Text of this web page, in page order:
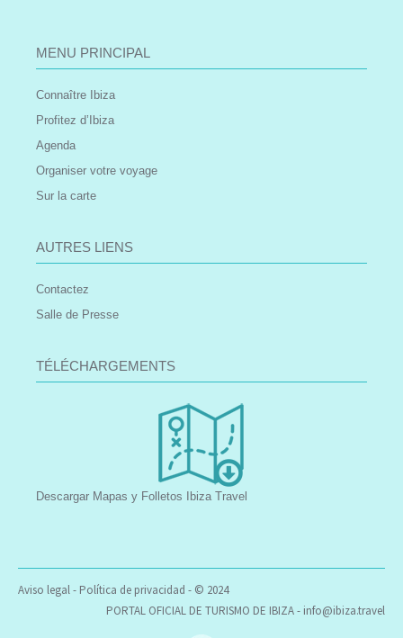
MENU PRINCIPAL
Connaître Ibiza
Profitez d’Ibiza
Agenda
Organiser votre voyage
Sur la carte
AUTRES LIENS
Contactez
Salle de Presse
TÉLÉCHARGEMENTS
Descargar Mapas y Folletos Ibiza Travel
Aviso legal- Política de privacidad - © 2024
PORTAL OFICIAL DE TURISMO DE IBIZA - info@ibiza.travel